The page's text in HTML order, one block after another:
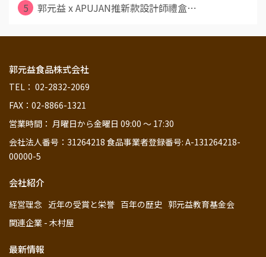
5
郭元益 x APUJAN推新款設計師禮盒⋯
郭元益食品株式会社
TEL： 02-2832-2069
FAX：02-8866-1321
営業時間： 月曜日から金曜日 09:00 ～ 17:30
会社法人番号：31264218 食品事業者登録番号: A-131264218-
00000-5
会社紹介
経営理念 近年の受賞と栄誉 百年の歴史 郭元益教育基金会
関連企業 - 木村屋
最新情報